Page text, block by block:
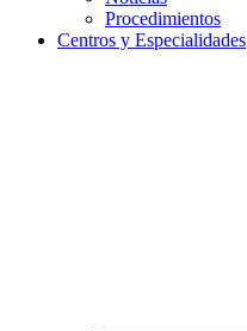
Procedimientos
Centros y Especialidades